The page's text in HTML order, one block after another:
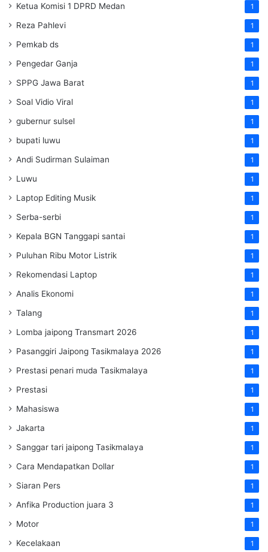
Ketua Komisi 1 DPRD Medan 1
Reza Pahlevi 1
Pemkab ds 1
Pengedar Ganja 1
SPPG Jawa Barat 1
Soal Vidio Viral 1
gubernur sulsel 1
bupati luwu 1
Andi Sudirman Sulaiman 1
Luwu 1
Laptop Editing Musik 1
Serba-serbi 1
Kepala BGN Tanggapi santai 1
Puluhan Ribu Motor Listrik 1
Rekomendasi Laptop 1
Analis Ekonomi 1
Talang 1
Lomba jaipong Transmart 2026 1
Pasanggiri Jaipong Tasikmalaya 2026 1
Prestasi penari muda Tasikmalaya 1
Prestasi 1
Mahasiswa 1
Jakarta 1
Sanggar tari jaipong Tasikmalaya 1
Cara Mendapatkan Dollar 1
Siaran Pers 1
Anfika Production juara 3 1
Motor 1
Kecelakaan 1